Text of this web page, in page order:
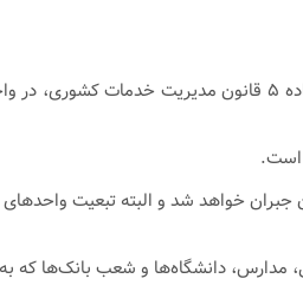
براساس بخشنامه سازمان اداری و استخدامی کشور، ساعت آغاز به کار
خواهد شد و البته تبعیت
مدارس، دانشگاه‌ها و شعب بانک‌ها که